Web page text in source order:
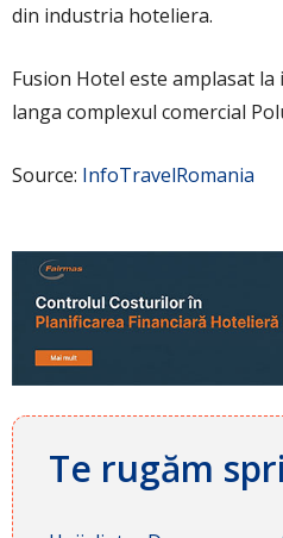
din industria hoteliera.
Fusion Hotel este amplasat
langa complexul comercial
Source: InfoTravelRomania
Te rugăm